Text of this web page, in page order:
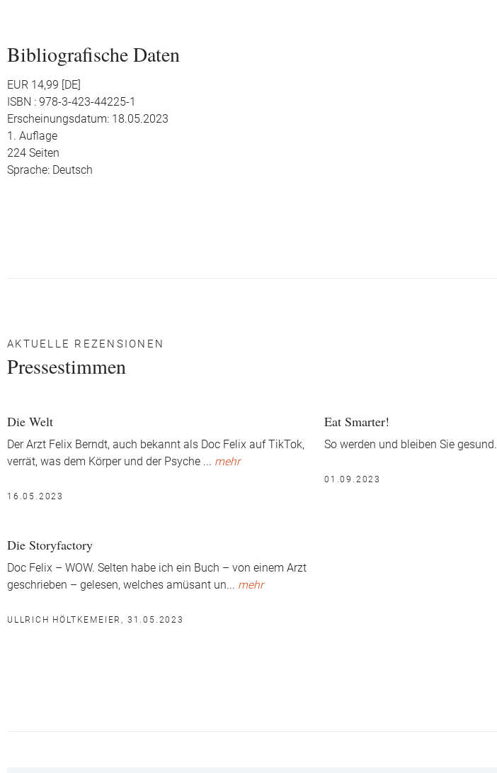
Bibliografische Daten
EUR 14,99 [DE]
ISBN : 978-3-423-44225-1
Erscheinungsdatum: 18.05.2023
1. Auflage
224 Seiten
Sprache: Deutsch
AKTUELLE REZENSIONEN
Pressestimmen
Die Welt
Der Arzt Felix Berndt, auch bekannt als Doc Felix auf TikTok,
verrät, was dem Körper und der Psyche ... mehr
16.05.2023
Eat Smarter!
So werden und bleiben Sie gesund.
01.09.2023
Die Storyfactory
Doc Felix – WOW. Selten habe ich ein Buch – von einem Arzt
geschrieben – gelesen, welches amüsant un... mehr
ULLRICH HÖLTKEMEIER, 31.05.2023